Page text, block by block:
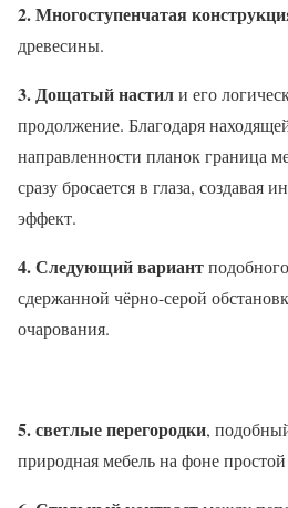
2. Многоступенчатая
древесины.
3. Дощатый настили его
продолжение. Благодаря
направленности планок граница
сразу бросается в глаза, создавая
эффект.
4. Следующий вариант
сдержанной чёрно-серой
очарования.
5. светлые перегородки,
природная мебель на фоне